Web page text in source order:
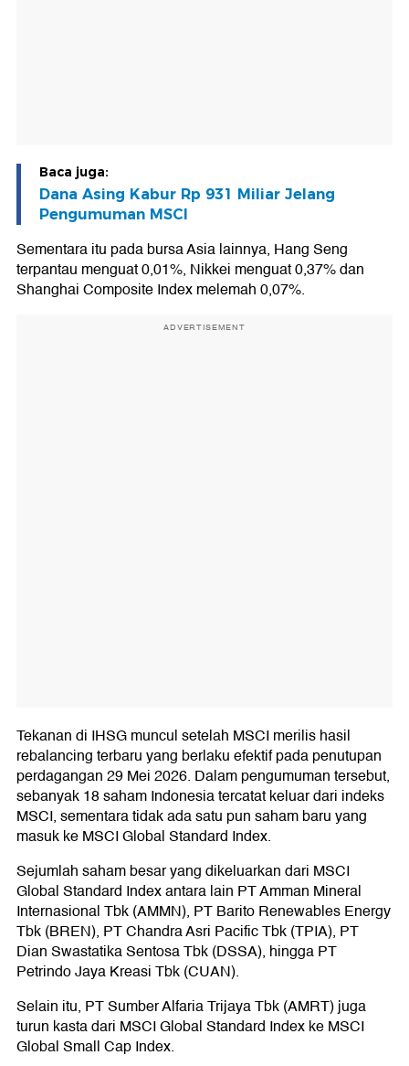
Baca juga:
Dana Asing Kabur Rp 931 Miliar Jelang
Pengumuman MSCI
Sementara itu pada bursa Asia lainnya, Hang Seng
terpantau menguat 0,01%, Nikkei menguat 0,37% dan
Shanghai Composite Index melemah 0,07%.
ADVERTISEMENT
Tekanan di IHSG muncul setelah MSCI merilis hasil
rebalancing terbaru yang berlaku efektif pada penutupan
perdagangan 29 Mei 2026. Dalam pengumuman tersebut,
sebanyak 18 saham Indonesia tercatat keluar dari indeks
MSCI, sementara tidak ada satu pun saham baru yang
masuk ke MSCI Global Standard Index.
Sejumlah saham besar yang dikeluarkan dari MSCI
Global Standard Index antara lain PT Amman Mineral
Internasional Tbk (AMMN), PT Barito Renewables Energy
Tbk (BREN), PT Chandra Asri Pacific Tbk (TPIA), PT
Dian Swastatika Sentosa Tbk (DSSA), hingga PT
Petrindo Jaya Kreasi Tbk (CUAN).
Selain itu, PT Sumber Alfaria Trijaya Tbk (AMRT) juga
turun kasta dari MSCI Global Standard Index ke MSCI
Global Small Cap Index.